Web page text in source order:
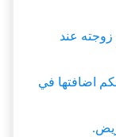
عند
اضافتها في